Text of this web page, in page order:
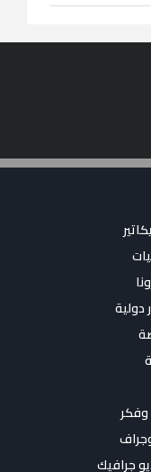
دولية
جرافيك